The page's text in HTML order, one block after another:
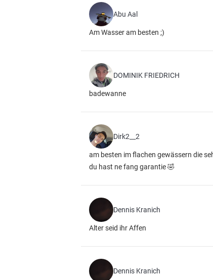
Abu Aal
Am Wasser am besten ;)
DOMINIK FRIEDRICH
badewanne
Dirk2__2
am besten im flachen gewässern die
du hast ne fang garantie 🤣
Dennis Kranich
Alter seid ihr Affen
Dennis Kranich